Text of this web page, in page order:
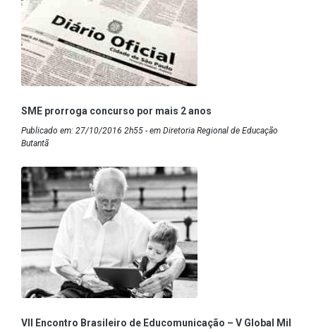
SME prorroga concurso por mais 2 anos
Publicado em: 27/10/2016 2h55 - em Diretoria Regional de Educação
Butantã
VII Encontro Brasileiro de Educomunicação – V Global Mil